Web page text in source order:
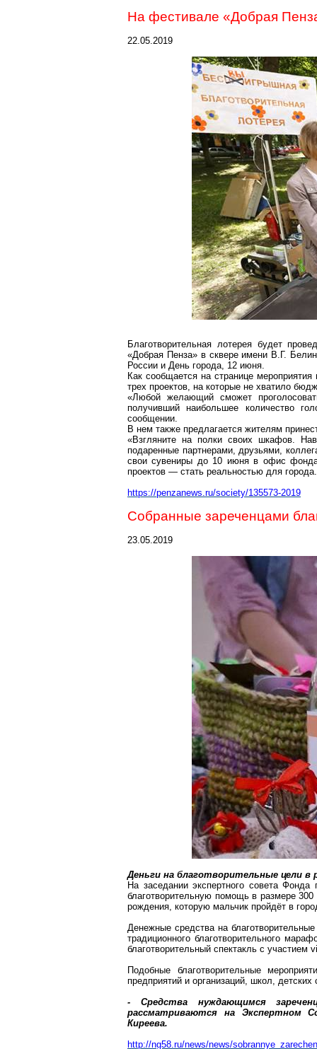
На фестивале «Добрая
22.05.2019
Благотворительная лотерея будет
«Добрая Пенза» в сквере имени В.Г.
России и День города, 12 июня.
Как сообщается на странице мероприятия
трех проектов, на которые не хватило
«Любой желающий сможет
получивший наибольшее количество
сообщении.
В нем также предлагается жителям
«Взгляните на полки своих шкафов.
подаренные партнерами, друзьями,
свои сувениры до 10 июня в офис
проектов — стать реальностью для
https://penzanews.ru/society/135573-2019
Собранные зареченцами
23.05.2019
Деньги на благотворительные цели в
На заседании экспертного совета
благотворительную помощь в размере
рождения, которую мальчик пройдёт в
Денежные средства на
традиционного благотворительного
благотворительный спектакль с участием
Подобные благотворительные
предприятий и организаций, школ,
- Средства нуждающимся
рассматриваются на Экспертном
Киреева.
http://ng58.ru/news/news/